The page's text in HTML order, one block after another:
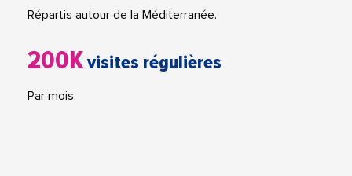
Répartis autour de la Méditerranée.
200Kvisites régulières
Par mois.